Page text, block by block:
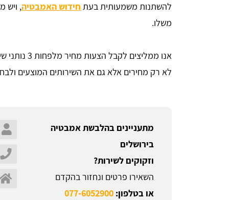
להשתנות משמעותית בעת חידוש האמבטיה, ויש
משלו.
אנו ממליצים לקבל הצעות מחיר מלפחות 3 נותני שירות שונים או
לא רק מחירים אלא גם את השירותים המוצעים
מתעניינים בהלבשת אמבטיה
בירושלים
וזקוקים לשירות?
השאירו פרטים ונחזור בהקדם
או בטלפון: 077-6052900